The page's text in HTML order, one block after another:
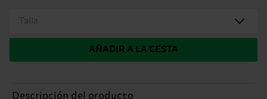
Talla
AÑADIR A LA CESTA
Descripción del producto